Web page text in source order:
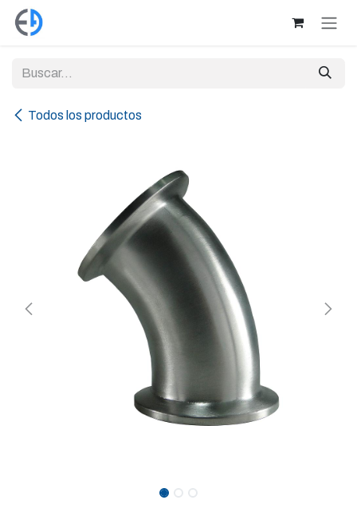
Ir al contenido
Todos los productos